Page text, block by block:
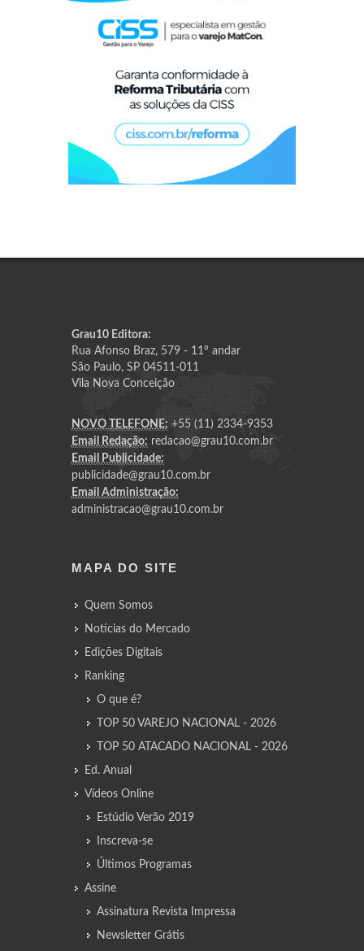
Grau10 Editora:
Rua Afonso Braz, 579 - 11º andar
São Paulo, SP 04511-011
Vila Nova Conceição
NOVO TELEFONE: +55 (11) 2334-9353
Email Redação: redacao@grau10.com.br
Email Publicidade:
publicidade@grau10.com.br
Email Administração:
administracao@grau10.com.br
MAPA DO SITE
Quem Somos
Notícias do Mercado
Edições Digitais
Ranking
O que é?
TOP 50 VAREJO NACIONAL - 2026
TOP 50 ATACADO NACIONAL - 2026
Ed. Anual
Vídeos Online
Estúdio Verão 2019
Inscreva-se
Últimos Programas
Assine
Assinatura Revista Impressa
Newsletter Grátis